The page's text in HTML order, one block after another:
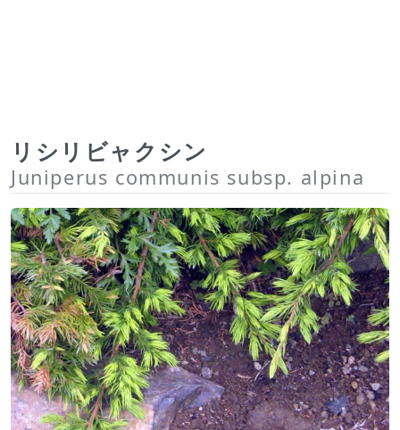
リシリビャクシン
Juniperus communis subsp. alpina